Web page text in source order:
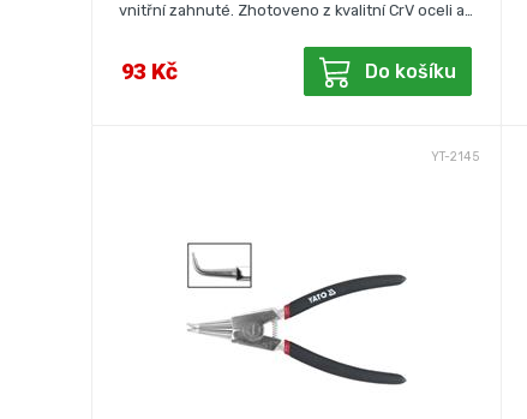
vnitřní zahnuté. Zhotoveno z kvalitní CrV oceli a…
93 Kč Do košíku
YT-2145